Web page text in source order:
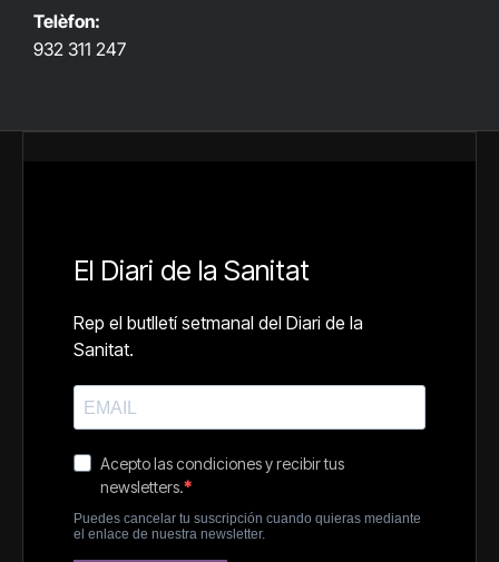
Telèfon:
932 311 247